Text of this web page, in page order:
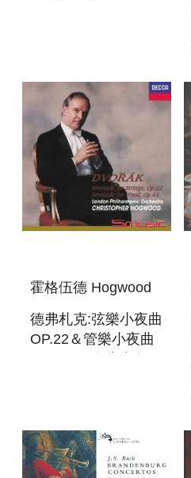
霍格伍德 Hogwood
德弗札克:弦樂小夜曲
OP.22＆管樂小夜曲
OP.22＆SERENADE
FOR WIND OP.44